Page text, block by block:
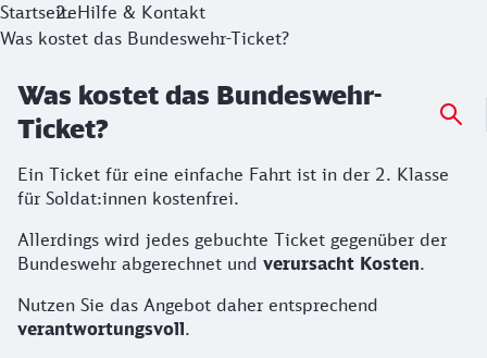
StartseiteHilfe & Kontakt
Was kostet das Bundeswehr-Ticket?
Was kostet das Bundeswehr-
Ticket?
Ein Ticket für eine einfache Fahrt ist in der 2. Klasse
für Soldat:innen kostenfrei.
Allerdings wird jedes gebuchte Ticket gegenüber der
Bundeswehr abgerechnet und verursacht Kosten.
Nutzen Sie das Angebot daher entsprechend
verantwortungsvoll.